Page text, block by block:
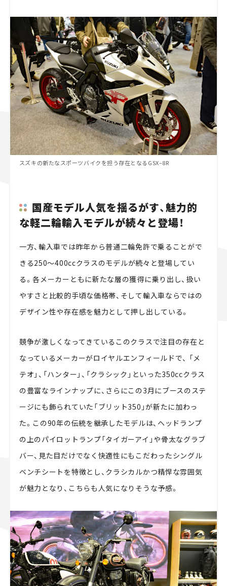
スズキの新たなスポーツバイクを担う存在となるGSX–8R
国産モデル人気を揺るがす、魅力的
な軽二輪輸入モデルが続々と登場！
一方、輸入車では昨年から普通二輪免許で乗ることがで
きる250〜400ccクラスのモデルが続々と登場してい
る。各メーカーともに新たな層の獲得に乗り出し、扱い
やすさと比較的手頃な価格帯、そして輸入車ならではの
デザイン性や存在感を魅力として押し出している。
競争が激しくなってきているこのクラスで注目の存在と
なっているメーカーがロイヤルエンフィールドで、 「メ
テオ」、「ハンター」、「クラシック」といった350ccクラス
の豊富なラインナップに、さらにこの3月にブースのステ
ージにも飾られていた「ブリット350」が新たに加わっ
た。この90年の伝統を継承したモデルは、ヘッドランプ
の上のパイロットランプ「タイガーアイ」や骨太なグラブ
バー、見た目だけでなく快適性にもこだわったシングル
ベンチシートを特徴とし、クラシカルかつ精悍な雰囲気
が魅力となり、こちらも人気になりそうな予感。